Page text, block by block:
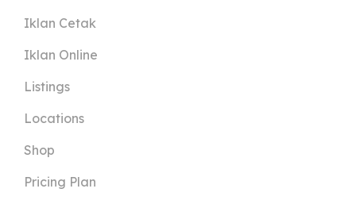
Iklan Cetak
Iklan Online
Listings
Locations
Shop
Pricing Plan